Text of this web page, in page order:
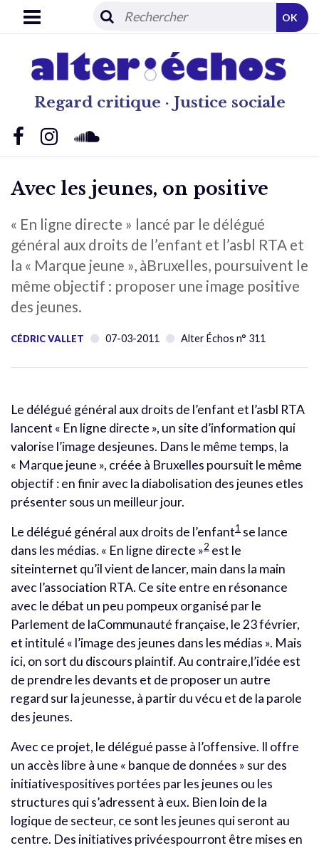
Regard critique · Justice sociale
OK
Avec les jeunes, on positive
« En ligne directe » lancé par le délégué
général aux droits de l’enfant et l’asbl RTA et
la « Marque jeune », àBruxelles, poursuivent le
même objectif : proposer une image positive
des jeunes.
CÉDRIC VALLET 07-03-2011 Alter Échos n° 311
Le délégué général aux droits de l’enfant et l’asbl RTA
lancent « En ligne directe », un site d’information qui
valorise l’image desjeunes. Dans le même temps, la
« Marque jeune », créée à Bruxelles poursuit le même
objectif : en finir avec la diabolisation des jeunes etles
présenter sous un meilleur jour.
Le délégué général aux droits de l’enfant1 se lance
dans les médias. « En ligne directe »2 est le
siteinternet qu’il vient de lancer, main dans la main
avec l’association RTA. Ce site entre en résonance
avec le débat un peu pompeux organisé par le
Parlement de laCommunauté française, le 23 février,
et intitulé « l’image des jeunes dans les médias ». Mais
ici, on sort du discours plaintif. Au contraire,l’idée est
de prendre les devants et de proposer un autre
regard sur la jeunesse, à partir du vécu et de la parole
des jeunes.
Avec ce projet, le délégué passe à l’offensive. Il offre
un accès libre à une « banque de données » sur des
initiativespositives portées par les jeunes ou les
structures qui s’adressent à eux. Bien loin de la
logique de secteur, ce sont les jeunes qui seront au
centre. Des initiatives privéespourront être mises en